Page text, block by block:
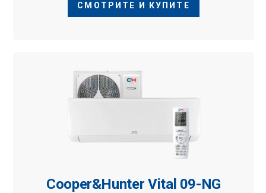
СМОТРИТЕ И КУПИТЕ
Cooper&Hunter Vital 09-NG